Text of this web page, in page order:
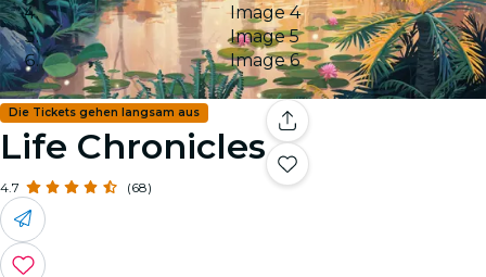
Image 4
Image 5
Image 6
Die Tickets gehen langsam aus
Life Chronicles
4.7 (68)